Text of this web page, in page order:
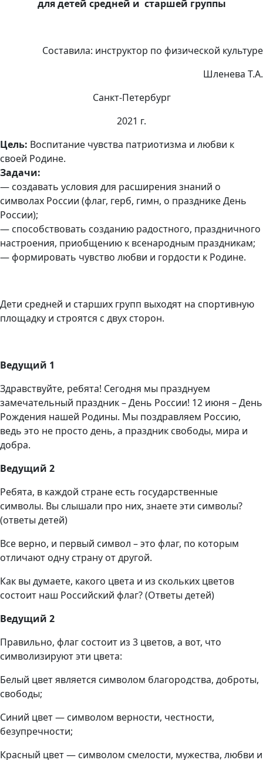
для детей средней и старшей группы
Составила: инструктор по физической культуре
Шленева Т.А.
Санкт-Петербург
2021 г.
Цель: Воспитание чувства патриотизма и любви к
своей Родине.
Задачи:
— создавать условия для расширения знаний о
символах России (флаг, герб, гимн, о празднике День
России);
— способствовать созданию радостного, праздничного
настроения, приобщению к всенародным праздникам;
— формировать чувство любви и гордости к Родине.
Дети средней и старших групп выходят на спортивную
площадку и строятся с двух сторон.
Ведущий 1
Здравствуйте, ребята! Сегодня мы празднуем
замечательный праздник – День России! 12 июня – День
Рождения нашей Родины. Мы поздравляем Россию,
ведь это не просто день, а праздник свободы, мира и
добра.
Ведущий 2
Ребята, в каждой стране есть государственные
символы. Вы слышали про них, знаете эти символы?
(ответы детей)
Все верно, и первый символ – это флаг, по которым
отличают одну страну от другой.
Как вы думаете, какого цвета и из скольких цветов
состоит наш Российский флаг? (Ответы детей)
Ведущий 2
Правильно, флаг состоит из 3 цветов, а вот, что
символизируют эти цвета:
Белый цвет является символом благородства, доброты,
свободы;
Синий цвет — символом верности, честности,
безупречности;
Красный цвет — символом смелости, мужества, любви и